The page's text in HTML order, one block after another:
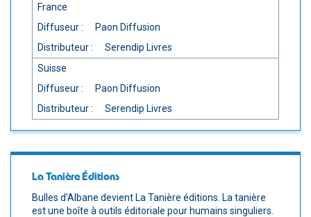
France
Diffuseur :
Paon Diffusion
Distributeur :
Serendip Livres
Suisse
Diffuseur :
Paon Diffusion
Distributeur :
Serendip Livres
La Tanière Éditions
Bulles d'Albane devient La Tanière éditions. La tanière
est une boîte à outils éditoriale pour humains singuliers.